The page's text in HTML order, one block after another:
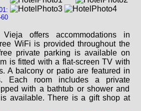
offers accommodations in
WiFi is provided throughout the
private parking is available on
is fitted with a flat-screen TV with
A balcony or patio are featured in
Each room includes a private
with a bathtub or shower and
available. There is a gift shop at